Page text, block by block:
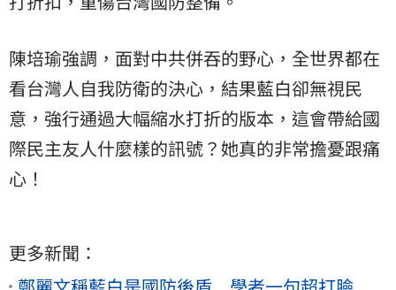
陳培瑜強調，面對中共併吞的野心，全世界都在
看台灣人自我防衛的決心，結果藍白卻無視民
意，強行通過大幅縮水打折的版本，這會帶給國
際民主友人什麼樣的訊號？她真的非常擔憂跟痛
心！
更多新聞：